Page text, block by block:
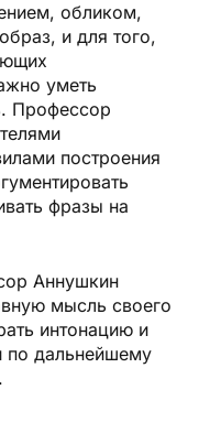
обликом,
и для того,
уметь
Профессор
построения
фразы на
Аннушкин
мысль своего
интонацию и
по дальнейшему